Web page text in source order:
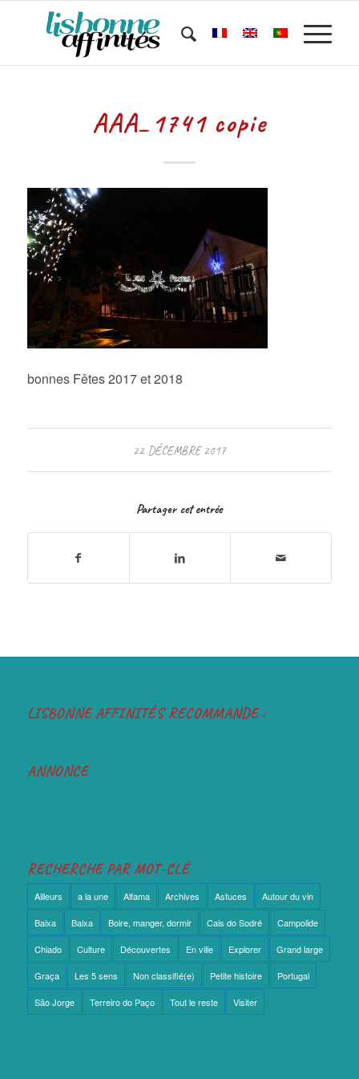
AAA_1741 copie
bonnes Fêtes 2017 et 2018
22 DÉCEMBRE 2017
Partager cet entrée
LISBONNE AFFINITÉS RECOMMANDE :
ANNONCE
RECHERCHE PAR MOT-CLÉ
Ailleurs a la une Alfama Archives Astuces Autour du vin
Baixa Baixa Boire, manger, dormir Cais do Sodré Campolide
Chiado Culture Découvertes En ville Explorer Grand large
Graça Les 5 sens Non classifié(e) Petite histoire Portugal
São Jorge Terreiro do Paço Tout le reste Visiter